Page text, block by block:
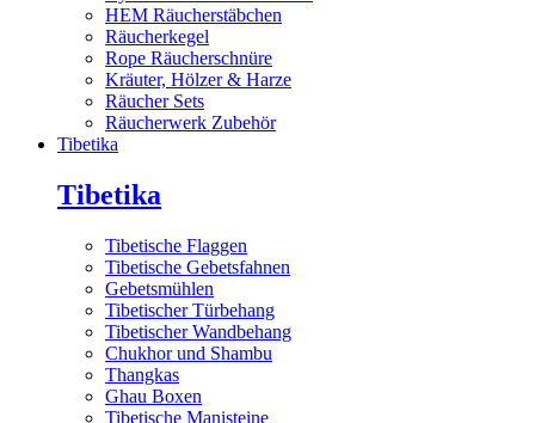
HEM Räucherstäbchen
Räucherkegel
Rope Räucherschnüre
Kräuter, Hölzer & Harze
Räucher Sets
Räucherwerk Zubehör
Tibetika
Tibetika
Tibetische Flaggen
Tibetische Gebetsfahnen
Gebetsmühlen
Tibetischer Türbehang
Tibetischer Wandbehang
Chukhor und Shambu
Thangkas
Ghau Boxen
Tibetische Manisteine